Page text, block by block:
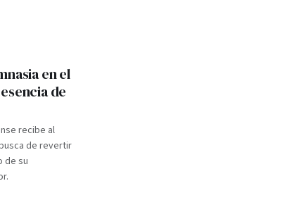
en el
de
recibe al
de revertir
de su